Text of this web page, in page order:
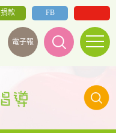
電子報
FB
捐款